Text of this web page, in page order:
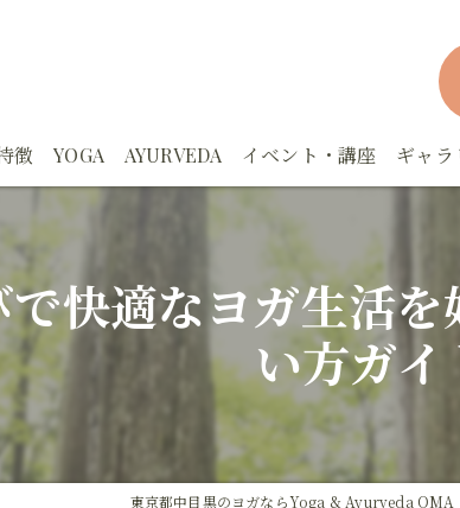
徴
ヴェーダ
リング
ン
YOGA
AyurYOGAパーソナルクラス
朝活！眠活！オンラインYOGA
AYURVEDA
アーユルヴェーダ実践集中講座ー基礎編
アーユルヴェーダカウンセリング
上馬塲和夫先生の講座
イベント・講座
YOGAファスティング講座
月YOGA
ギャラ
で快適なヨガ生活
い方ガイ
東京都中目黒のヨガならYoga & Ayurveda OMA